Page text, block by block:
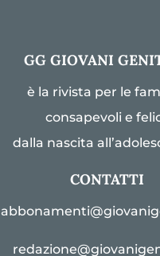
GG GIOVANI
è la rivista per le
consapevoli e
dalla nascita
CONTATTI